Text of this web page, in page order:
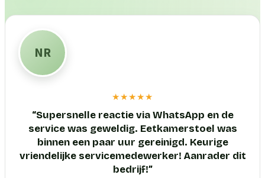
NR
★★★★★
“Supersnelle reactie via WhatsApp en de
service was geweldig. Eetkamerstoel was
binnen een paar uur gereinigd. Keurige
vriendelijke servicemedewerker! Aanrader dit
bedrijf!”